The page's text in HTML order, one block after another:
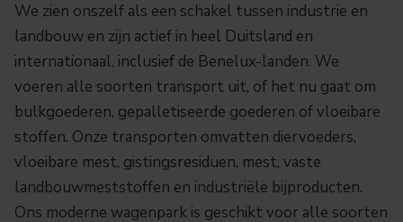
We zien onszelf als een schakel tussen industrie en
landbouw en zijn actief in heel Duitsland en
internationaal, inclusief de Benelux-landen. We
voeren alle soorten transport uit, of het nu gaat om
bulkgoederen, gepalletiseerde goederen of vloeibare
stoffen. Onze transporten omvatten diervoeders,
vloeibare mest, gistingsresiduen, mest, vaste
landbouwmeststoffen en industriële bijproducten.
Ons moderne wagenpark is geschikt voor alle soorten